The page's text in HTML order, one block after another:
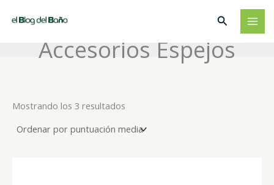
Buscar
Accesorios Espejos
Mostrando los 3 resultados
media